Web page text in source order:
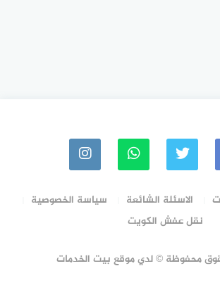
الاسئلة الشائعة
سياسة الخصوصية
نقل عفش الكويت
محفوظة © لدي موقع بيت الخدمات